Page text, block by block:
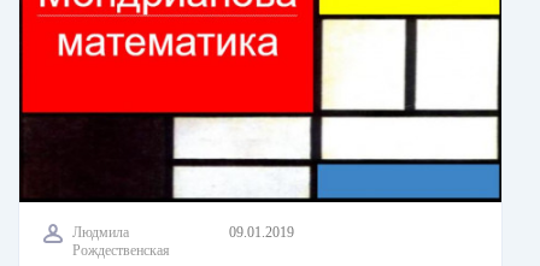
Людмила
Рождественская
09.01.2019